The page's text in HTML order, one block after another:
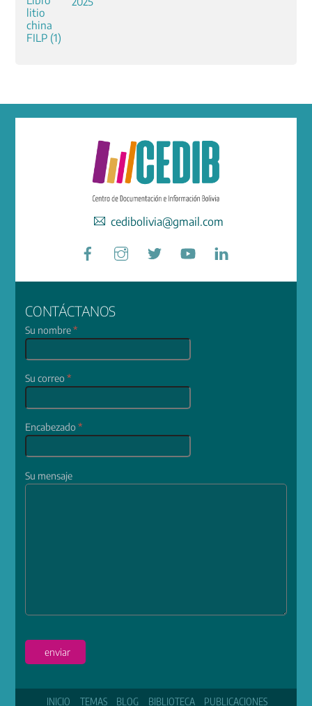
cedibolivia@gmail.com
Facebook
CONTÁCTANOS
Su nombre*
Su correo*
Encabezado*
Su mensaje
enviar
INICIO TEMAS BLOG BIBLIOTECA PUBLICACIONES